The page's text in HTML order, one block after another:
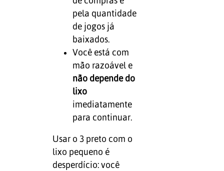
pela quantidade
de jogos já
baixados.
Você está com
mão razoável e
não depende do
lixo
imediatamente
para continuar.
Usar o 3 preto com o
lixo pequeno é
desperdício: você